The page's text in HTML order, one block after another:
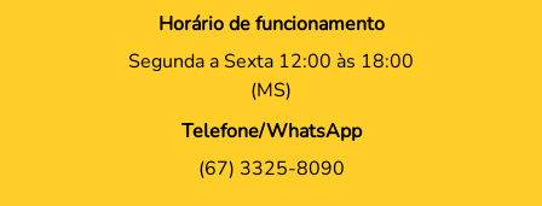
Horário de funcionamento
Segunda a Sexta 12:00 às 18:00
(MS)
Telefone/WhatsApp
(67) 3325-8090